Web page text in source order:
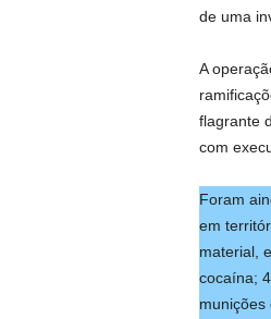
de uma
A
flagrante
com
Foram
em
material,
cocaína;
munições